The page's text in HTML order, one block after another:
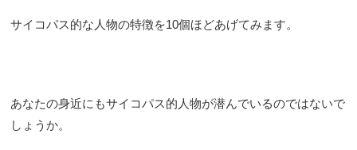
サイコパス的な人物の特徴を10個ほどあげてみます。
あなたの身近にもサイコパス的人物が潜んでいるのではないで
しょうか。